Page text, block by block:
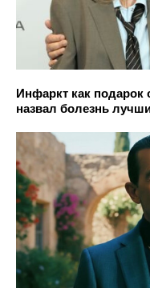
Инфаркт как
назвал болезнь